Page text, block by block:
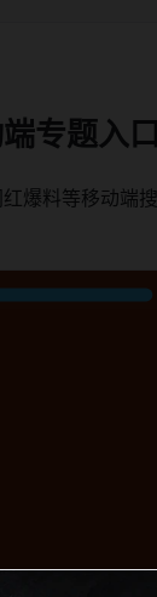
专题入
爆料等移动端